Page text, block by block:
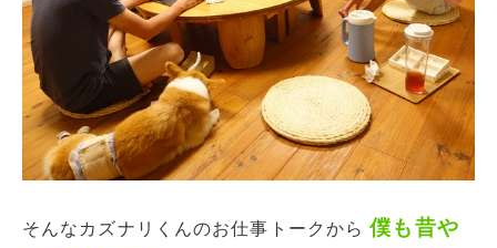
そんなカズナリくんのお仕事トークから僕も昔や